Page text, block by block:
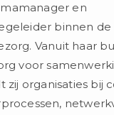
en
binnen de
Vanuit haar
voor
zij organisaties bij